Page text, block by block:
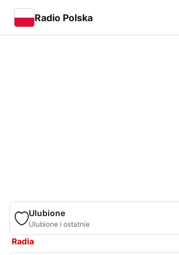
Radio Polska
Ulubione
Ulubione i ostatnie
Radia